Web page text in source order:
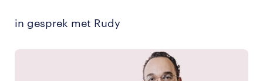
in gesprek met Rudy